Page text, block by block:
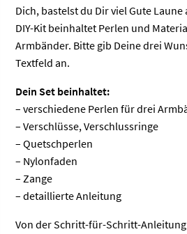
Dich, bastelst du Dir viel Gute
DIY-Kit beinhaltet Perlen und
Armbänder. Bitte gib Deine drei
Textfeld an.
Dein Set beinhaltet:
– verschiedene Perlen für drei
– Verschlüsse, Verschlussringe
– Quetschperlen
– Nylonfaden
– Zange
– detaillierte Anleitung
Von der Schritt-für-Schritt-